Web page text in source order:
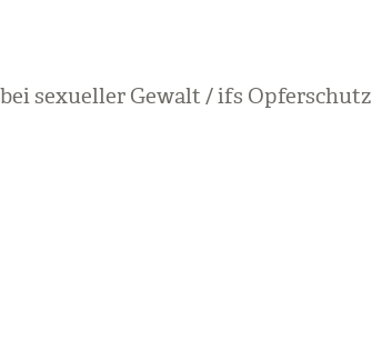
sexu­el­ler Gewalt / ifs Opfer­schutz